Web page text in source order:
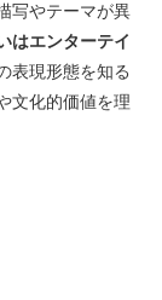
写やテーマが異
はエンターテイ
表現形態を知る
文化的価値を理